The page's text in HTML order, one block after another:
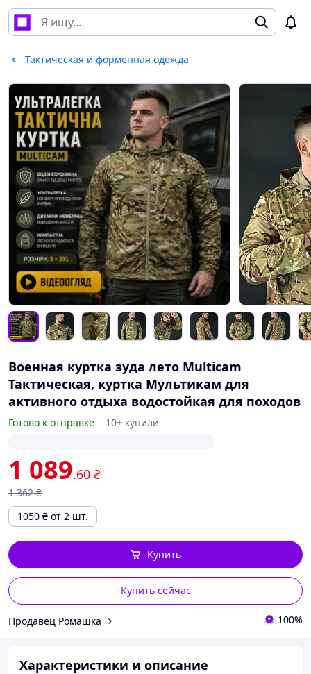
Тактическая и форменная одежда
Военная куртка зуда лето Multicam
Тактическая, куртка Мультикам для
активного отдыха водостойкая для походов
Готово к отправке 10+ купили
1 089.60 ₴
1 362 ₴
1050 ₴ от 2 шт.
Купить сейчас
Купить
Продавец Ромашка 100%
Характеристики и описание